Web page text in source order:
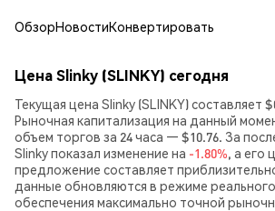
ОбзорНовостиКонвертировать
Цена Slinky (SLINKY) сегодня
Текущая цена Slinky (SLINKY) составляет
Рыночная капитализация на данный
объем торгов за 24 часа — $10.76. За
Slinky показал изменение на -1.80%, а его
предложение составляет
данные обновляются в режиме
обеспечения максимально точной